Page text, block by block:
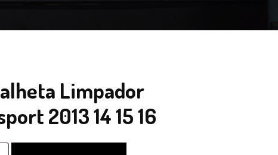
Limpador
2013 14 15 16